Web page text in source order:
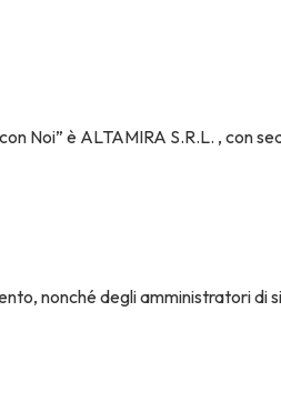
Noi” è ALTAMIRA S.R.L. , con
nonché degli amministratori di